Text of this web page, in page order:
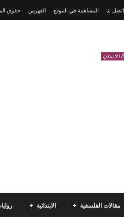
اتصل بنا المساهمة في الموقع الفهرس حقوق
مقالات الفلسفية الابتدائية